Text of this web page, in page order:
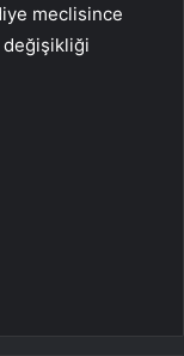
meclisince